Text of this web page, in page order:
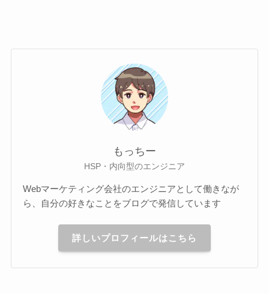
もっちー
HSP・内向型のエンジニア
Webマーケティング会社のエンジニアとして働きなが
ら、自分の好きなことをブログで発信しています
詳しいプロフィールはこちら